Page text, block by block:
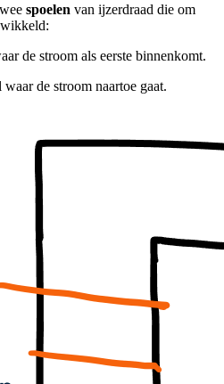
spoelen van ijzerdraad die om
de stroom als eerste binnenkomt.
waar de stroom naartoe gaat.